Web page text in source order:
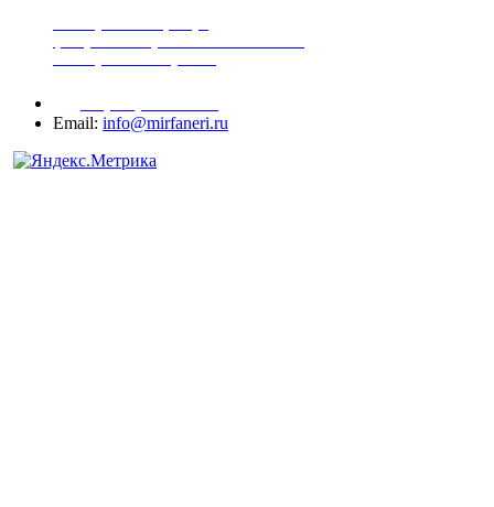
Email: info@mirfaneri.ru